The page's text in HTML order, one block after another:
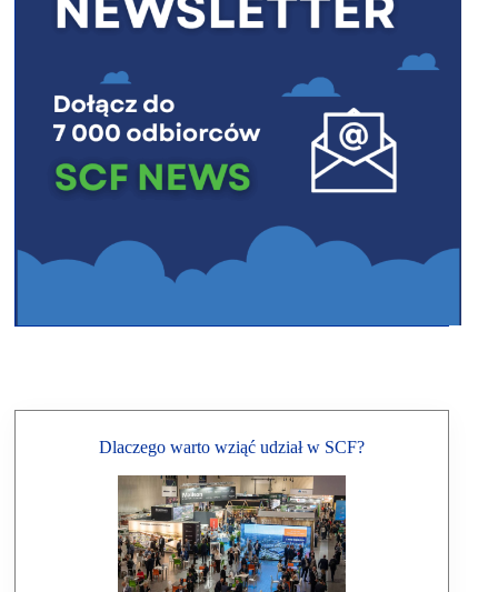
Dlaczego warto wziąć udział w SCF?